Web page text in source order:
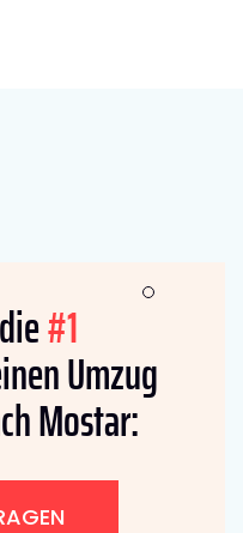
#1
Umzug
Mostar: